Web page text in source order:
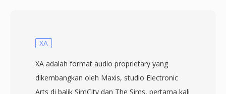
XA
XA adalah format audio proprietary yang
dikembangkan oleh Maxis, studio Electronic
Arts di balik SimCity dan The Sims, pertama kali